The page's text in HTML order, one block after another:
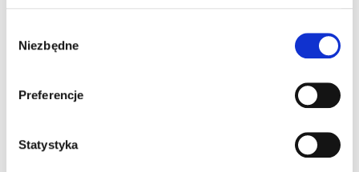
Niezbędne
Preferencje
Statystyka
RAINIER VEST WOMAN